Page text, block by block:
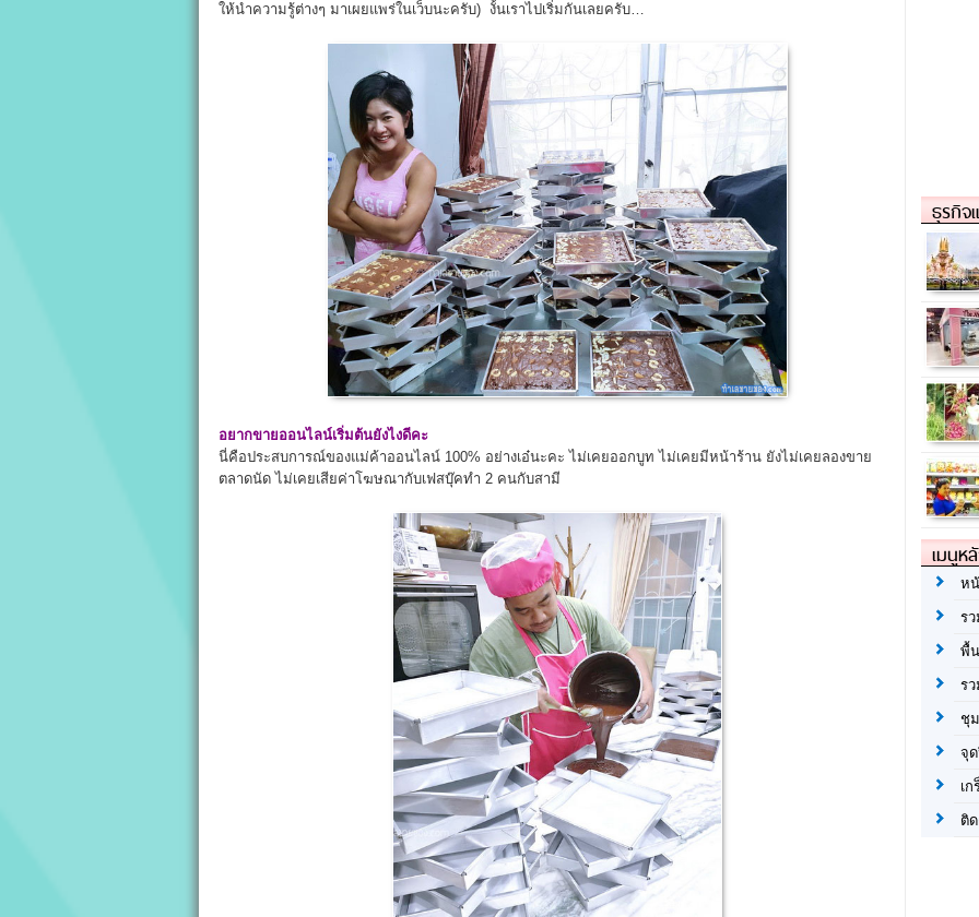
ให้นำความรู้ต่างๆ มาเผยแพร่ในเว็บนะครับ) งั้นเราไปเริ่มกันเลยครับ…
อยากขายออนไลน์เริ่มต้นยังไงดีคะ
นี่คือประสบการณ์ของแม่ค้าออนไลน์ 100% อย่างเอ๋นะคะ ไม่เคยออกบูท ไม่เคยมีหน้าร้าน ยังไม่เคยลองขาย
ตลาดนัด ไม่เคยเสียค่าโฆษณากับเฟสบุ๊คทำ 2 คนกับสามี
ธุรกิจ
เมนูห
ห
ร
พื้
ร
ชุ
จุ
เ
ติ